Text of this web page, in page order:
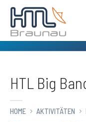
HTL Big
HOME AKTIVITÄTEN